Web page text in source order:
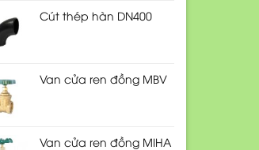
Cút thép hàn DN400
Van cửa ren đồng MBV
Van cửa ren đồng MIHA